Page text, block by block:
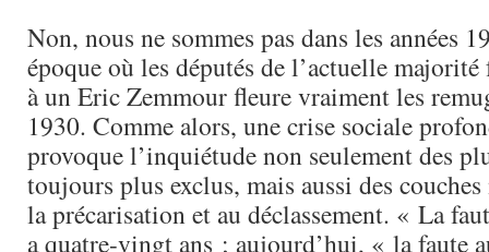
Non, nous ne sommes pas dans les années
époque où les députés de l’actuelle
à un Eric Zemmour fleure vraiment les
1930. Comme alors, une crise sociale
provoque l’inquiétude non seulement des
toujours plus exclus, mais aussi des couches
la précarisation et au déclassement. « La
a quatre-vingt ans ; aujourd’hui, « la faute